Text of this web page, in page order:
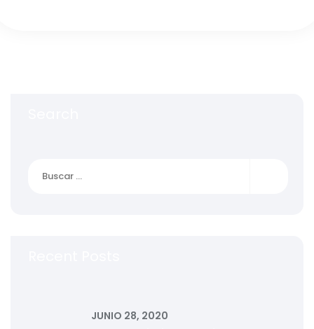
JUNIO 28, 2020